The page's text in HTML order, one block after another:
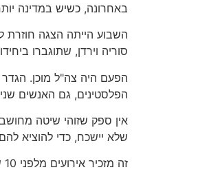
באחרונה, כשיש במדינה
סוריה וירדן, שתוגברו
הפלסטינים, גם האנשים
אין ספק שזוהי שיטה
שלא יישכח, כדי להוציא